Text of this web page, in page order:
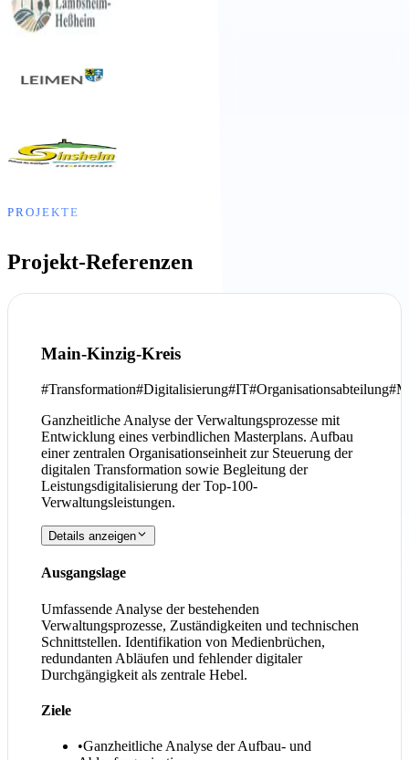
PROJEKTE
Projekt-Referenzen
Main-Kinzig-Kreis
#Transformation#Digitalisierung#IT#Organisationsabteilung#
Ganzheitliche Analyse der Verwaltungsprozesse mit
Entwicklung eines verbindlichen Masterplans. Aufbau
einer zentralen Organisationseinheit zur Steuerung der
digitalen Transformation sowie Begleitung der
Leistungsdigitalisierung der Top-100-
Verwaltungsleistungen.
Details anzeigen
Ausgangslage
Umfassende Analyse der bestehenden
Verwaltungsprozesse, Zuständigkeiten und technischen
Schnittstellen. Identifikation von Medienbrüchen,
redundanten Abläufen und fehlender digitaler
Durchgängigkeit als zentrale Hebel.
Ziele
•Ganzheitliche Analyse der Aufbau- und